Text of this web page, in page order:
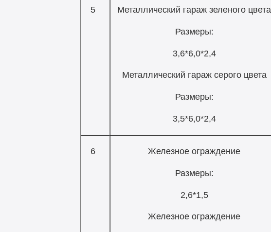
5 Металлический гараж зеленого цвета
Размеры:
3,6*6,0*2,4
Металлический гараж серого цвета
Размеры:
3,5*6,0*2,4
6 Железное ограждение
Размеры:
2,6*1,5
Железное ограждение